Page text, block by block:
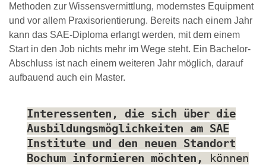
Methoden zur Wissensvermittlung, modernstes Equipment
und vor allem Praxisorientierung. Bereits nach einem Jahr
kann das SAE-Diploma erlangt werden, mit dem einem
Start in den Job nichts mehr im Wege steht. Ein Bachelor-
Abschluss ist nach einem weiteren Jahr möglich, darauf
aufbauend auch ein Master.
Interessenten, die sich über die
Ausbildungsmöglichkeiten am SAE
Institute und den neuen Standort
Bochum informieren möchten, können